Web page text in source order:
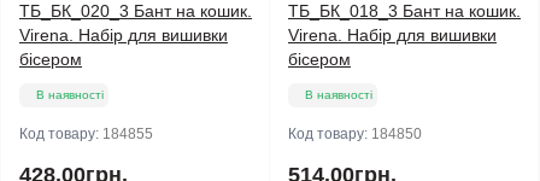
ТБ_БК_020_3 Бант на кошик.
Virena. Набір для вишивки
бісером
В наявності
Код товару: 184855
428.00грн.
ТБ_БК_018_3 Бант на кошик.
Virena. Набір для вишивки
бісером
В наявності
Код товару: 184850
514.00грн.